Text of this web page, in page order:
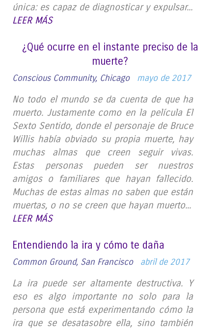
única: es capaz de diagnosticar y expulsar...
LEER MÁS
¿Qué ocurre en el instante preciso de la
muerte?
Conscious Community, Chicago mayo de 2017
No todo el mundo se da cuenta de que ha
muerto. Justamente como en la película El
Sexto Sentido, donde el personaje de Bruce
Willis había obviado su propia muerte, hay
muchas almas que creen seguir vivas.
Estas personas pueden ser nuestros
amigos o familiares que hayan fallecido.
Muchas de estas almas no saben que están
muertas, o no se creen que hayan muerto...
LEER MÁS
Entendiendo la ira y cómo te daña
Common Ground, San Francisco abril de 2017
La ira puede ser altamente destructiva. Y
eso es algo importante no solo para la
persona que está experimentando cómo la
ira que se desatasobre ella, sino también